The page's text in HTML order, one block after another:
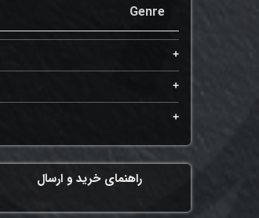
Genre
راهنمای خرید و ارسال